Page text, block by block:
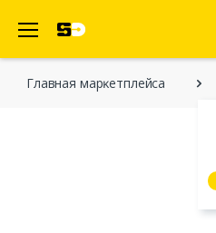
Главная марĸетплейса